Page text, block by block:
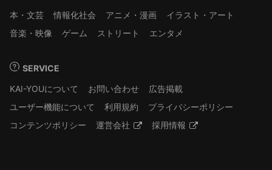
本・文芸
情報化社会 アニメ・漫画
イラスト・アート
音楽・映像
ゲーム ストリート エンタメ
SERVICE
KAI-YOUについて
お問い合わせ
広告掲載
ユーザー機能について
利用規約
プライバシーポリシー
コンテンツポリシー
運営会社 採用情報